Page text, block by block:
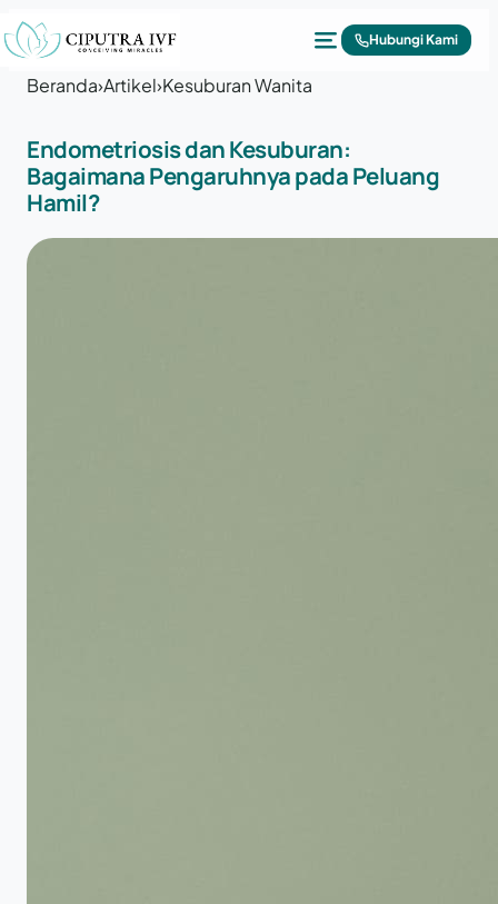
Lewati ke konten
Hubungi Kami
Beranda›Artikel›Kesuburan Wanita
Endometriosis dan Kesuburan:
Bagaimana Pengaruhnya pada Peluang
Hamil?